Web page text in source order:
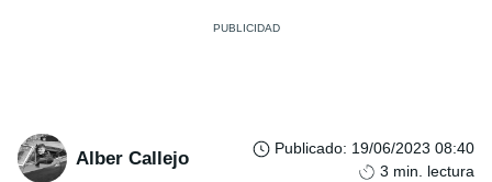
Alber Callejo Publicado: 19/06/2023 08:40
3 min. lectura